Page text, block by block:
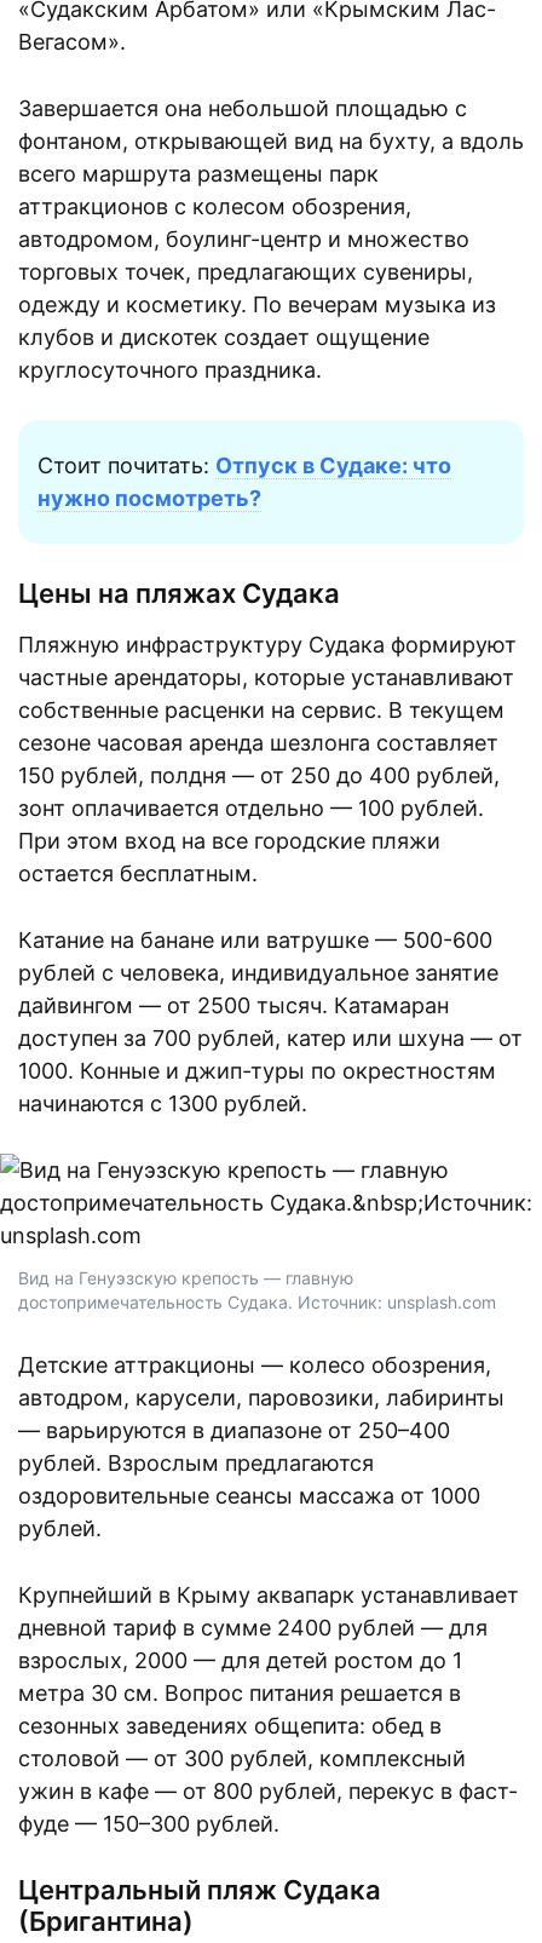
«Судакским Арбатом» или «Крымским Лас-
Вегасом».
Завершается она небольшой площадью с
фонтаном, открывающей вид на бухту, а вдоль
всего маршрута размещены парк
аттракционов с колесом обозрения,
автодромом, боулинг-центр и множество
торговых точек, предлагающих сувениры,
одежду и косметику. По вечерам музыка из
клубов и дискотек создает ощущение
круглосуточного праздника.
Стоит почитать: Отпуск в Судаке: что
нужно посмотреть?
Цены на пляжах Судака
Пляжную инфраструктуру Судака формируют
частные арендаторы, которые устанавливают
собственные расценки на сервис. В текущем
сезоне часовая аренда шезлонга составляет
150 рублей, полдня — от 250 до 400 рублей,
зонт оплачивается отдельно — 100 рублей.
При этом вход на все городские пляжи
остается бесплатным.
Катание на банане или ватрушке — 500-600
рублей с человека, индивидуальное занятие
дайвингом — от 2500 тысяч. Катамаран
доступен за 700 рублей, катер или шхуна — от
1000. Конные и джип-туры по окрестностям
начинаются с 1300 рублей.
Вид на Генуэзскую крепость — главную
достопримечательность Судака. Источник: unsplash.com
Детские аттракционы — колесо обозрения,
автодром, карусели, паровозики, лабиринты
— варьируются в диапазоне от 250–400
рублей. Взрослым предлагаются
оздоровительные сеансы массажа от 1000
рублей.
Крупнейший в Крыму аквапарк устанавливает
дневной тариф в сумме 2400 рублей — для
взрослых, 2000 — для детей ростом до 1
метра 30 см. Вопрос питания решается в
сезонных заведениях общепита: обед в
столовой — от 300 рублей, комплексный
ужин в кафе — от 800 рублей, перекус в фаст-
фуде — 150–300 рублей.
Центральный пляж Судака
(Бригантина)